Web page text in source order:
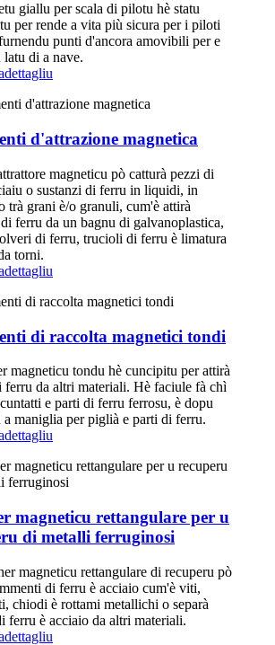
giallu per scala di pilotu hè statu
per rende a vita più sicura per i piloti
punti d'ancora amovibili per e
latu di a nave.
dettagliu
d'attrazione magnetica
magneticu pò catturà pezzi di
o sustanzi di ferru in liquidi, in
trà grani è/o granuli, cum'è attirà
ferru da un bagnu di galvanoplastica,
di ferru, trucioli di ferru è limatura
torni.
dettagliu
di raccolta magnetici tondi
magneticu tondu hè cuncipitu per attirà
ferru da altri materiali. Hè faciule fà chì
e parti di ferru ferrosu, è dopu
a maniglia per piglià e parti di ferru.
dettagliu
magneticu rettangulare per u
di metalli ferruginosi
magneticu rettangulare di recuperu pò
di ferru è acciaio cum'è viti,
chiodi è rottami metallichi o separà
ferru è acciaio da altri materiali.
dettagliu